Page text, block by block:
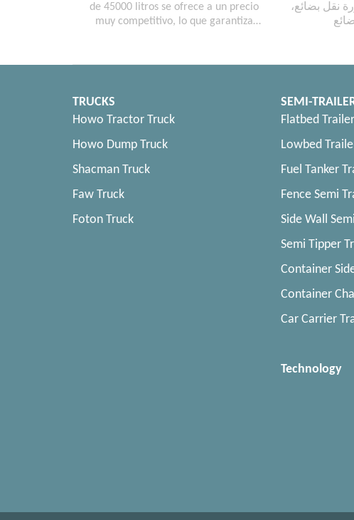
de 45000 litros se ofrece a un precio
muy competitivo, lo que garantiza
sobrepasar el presupuesto.
نقل بضائع،
TRUCKS
Howo Tractor Truck
Howo Dump Truck
Shacman Truck
Faw Truck
Foton Truck
SEMI-
Flatbed Trailer
Lowbed
Fuel Tanker
Fence Semi
Side Wall
Semi Tipper
Container
Container
Car Carrier
Technology